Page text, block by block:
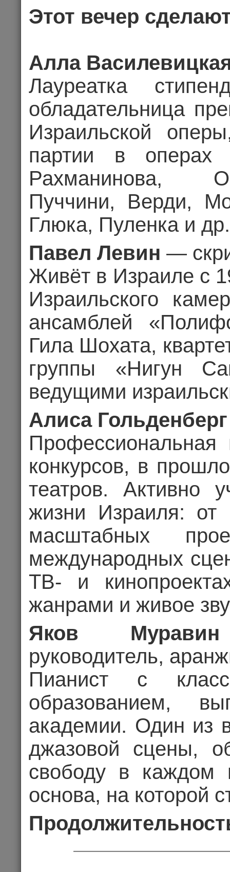
Цена
КОНЦЕРТ
HAPPY
КОНЦЕРТ
АННА АСТИ
Этот вечер
Алла
Лауреатка
обладательница
Израильской
партии в операх
Рахманинова,
Пуччини, Верди,
Глюка, Пуленка и др.
Павел Левин —
Живёт в Израиле с
Израильского
ансамблей
Гила Шохата,
группы «Нигун
ведущими
Алиса Гольденберг
Профессиональная
конкурсов, в
театров. Активно
жизни Израиля: от
масштабных
международных
ТВ- и
жанрами и живое
Яков Муравин
руководитель,
Пианист с
образованием,
академии. Один из
джазовой сцены,
свободу в каждом
основа, на которой